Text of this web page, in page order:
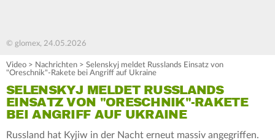
© glomex, 24.05.2026
Video > Nachrichten > Selenskyj meldet Russlands Einsatz von
"Oreschnik"-Rakete bei Angriff auf Ukraine
SELENSKYJ MELDET RUSSLANDS
EINSATZ VON "ORESCHNIK"-RAKETE
BEI ANGRIFF AUF UKRAINE
Russland hat Kyjiw in der Nacht erneut massiv angegriffen.